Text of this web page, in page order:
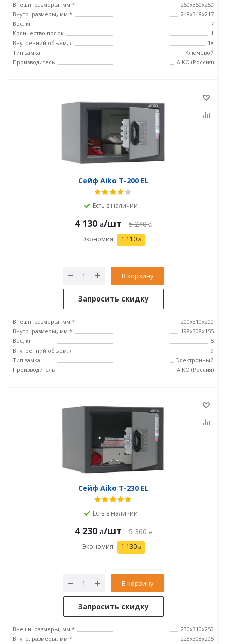
Внешн. размеры, мм *
250x350x250
Внутр. размеры, мм *
248x348x217
Вес, кг
7
Количество полок
1
Внутренний объем, л
18
Тип замка
Ключевой
Производитель
AIKO (Россия)
Сейф Aiko T-200 EL
Есть в наличии
4 130 /шт 5 240
Экономия 1 110
В корзину
Запросить скидку
Внешн. размеры, мм *
200x310x200
Внутр. размеры, мм *
198x308x155
Вес, кг
5
Внутренний объем, л
9
Тип замка
Электронный
Производитель
AIKO (Россия)
Сейф Aiko T-230 EL
Есть в наличии
4 230 /шт 5 360
Экономия 1 130
В корзину
Запросить скидку
Внешн. размеры, мм *
230x310x250
Внутр. размеры, мм *
228x308x205